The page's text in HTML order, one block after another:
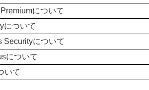
について
について
Securityについて
について
いて